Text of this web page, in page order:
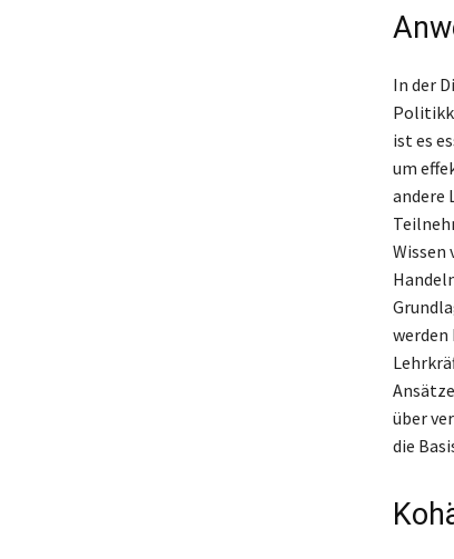
In der
ist es
um
andere
Wissen
werden
über
die